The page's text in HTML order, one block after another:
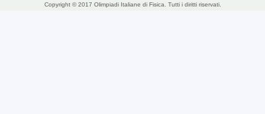
Copyright © 2017 Olimpiadi Italiane di Fisica. Tutti i diritti riservati.